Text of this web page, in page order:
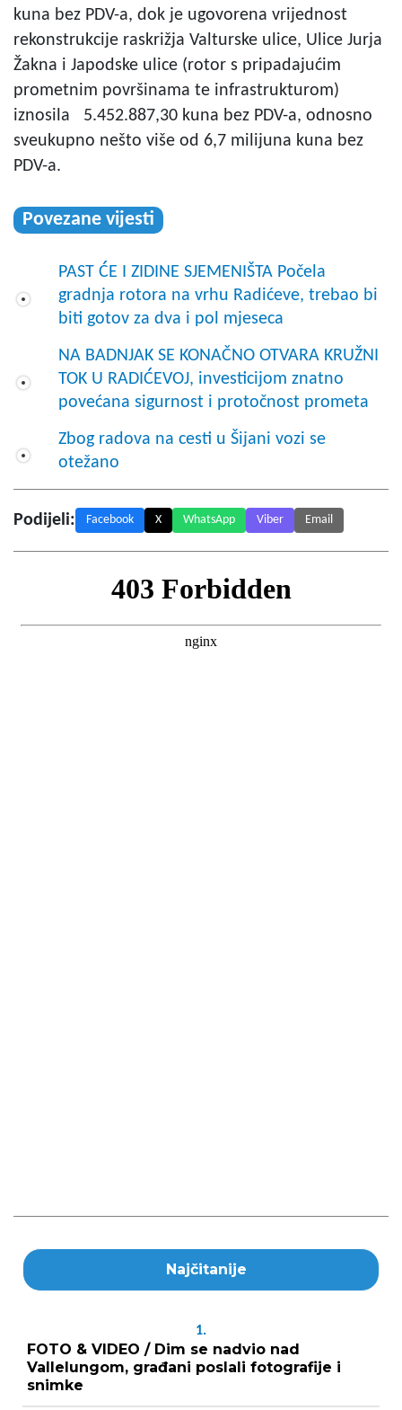
kuna bez PDV-a, dok je ugovorena vrijednost
rekonstrukcije raskrižja Valturske ulice, Ulice Jurja
Žakna i Japodske ulice (rotor s pripadajućim
prometnim površinama te infrastrukturom)
iznosila 5.452.887,30 kuna bez PDV-a, odnosno
sveukupno nešto više od 6,7 milijuna kuna bez
PDV-a.
Povezane vijesti
PAST ĆE I ZIDINE SJEMENIŠTA Počela
gradnja rotora na vrhu Radićeve, trebao bi
biti gotov za dva i pol mjeseca
NA BADNJAK SE KONAČNO OTVARA KRUŽNI
TOK U RADIĆEVOJ, investicijom znatno
povećana sigurnost i protočnost prometa
Zbog radova na cesti u Šijani vozi se
otežano
Podijeli: Facebook X WhatsApp Viber Email
Najčitanije
1.
FOTO & VIDEO / Dim se nadvio nad
Vallelungom, građani poslali fotografije i
snimke